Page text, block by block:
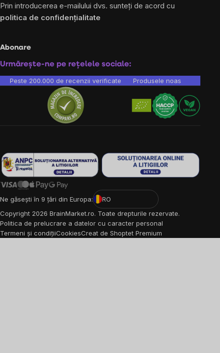
Prin introducerea e-mailului dvs. sunteți de acord cu
politica de confidențialitate
Abonare
Urmărește-ne pe rețelele sociale:
Peste 200.000 de recenzii verificate Produsele noastre sunt
Ne găsești în 9 țări din Europa:
RO
Copyright 2026 BrainMarket.ro. Toate drepturile rezervate.
Politica de prelucrare a datelor cu caracter personal
Termeni și condițiiCookiesCreat de Shoptet Premium